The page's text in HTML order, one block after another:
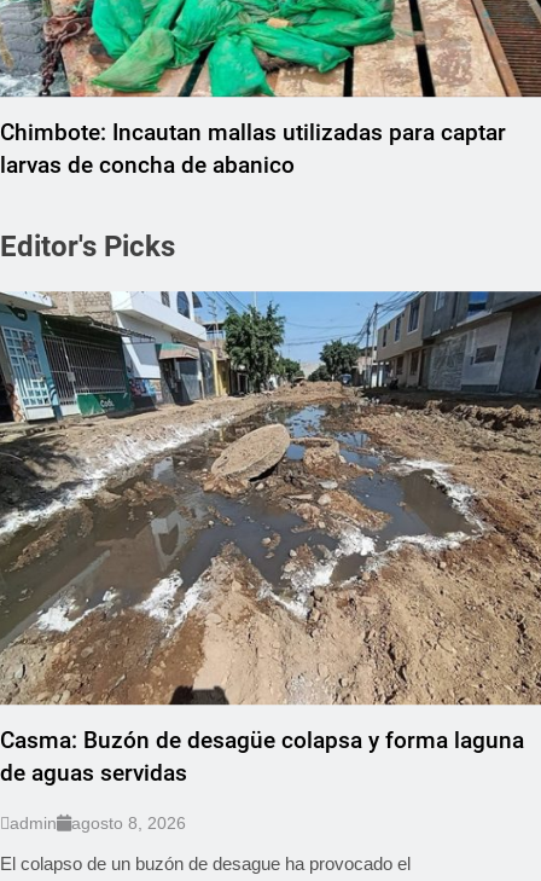
Chimbote: Incautan mallas utilizadas para captar
larvas de concha de abanico
Editor's Picks
REGIONAL
Casma: Buzón de desagüe colapsa y forma laguna
de aguas servidas
admin agosto 8, 2026
El colapso de un buzón de desague ha provocado el